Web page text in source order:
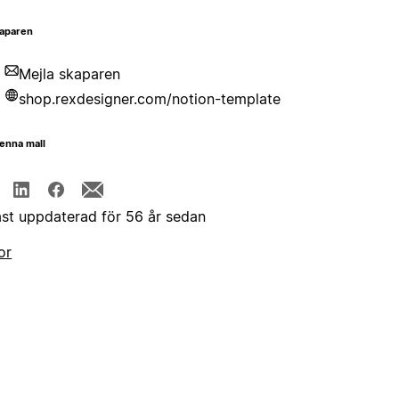
Mejla skaparen
shop.rexdesigner.com/notion-template
mall
uppdaterad för 56 år sedan